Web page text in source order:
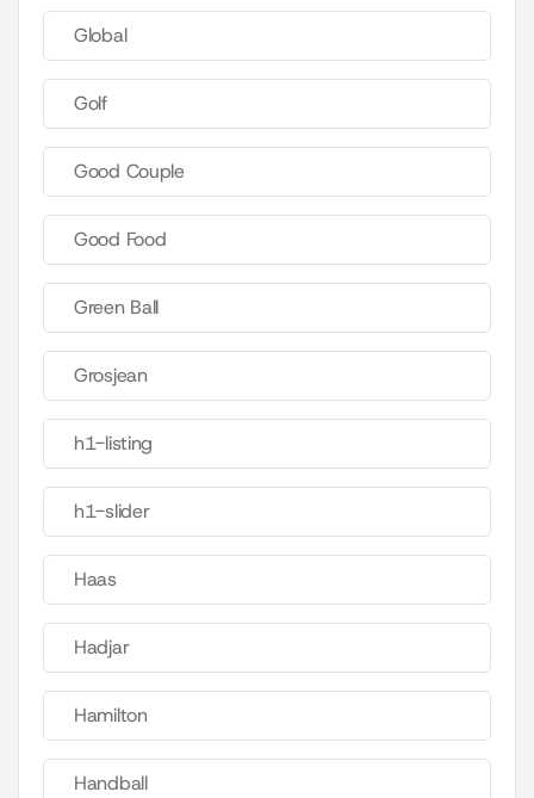
Global
Golf
Good Couple
Good Food
Green Ball
Grosjean
h1-listing
h1-slider
Haas
Hadjar
Hamilton
Handball